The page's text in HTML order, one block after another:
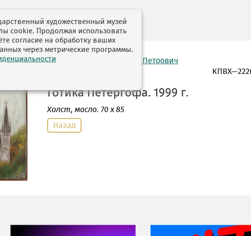
автор: Рыбкин Анатолий Петрович
Готика Петергофа. 1999 г.
Холст, масло. 70 х 85
Назад
НИ ДНЯ БЕЗ ДАТЫ...
художественный музей
cookie. Продолжая использовать
согласие на обработку ваших
через метрические программы.